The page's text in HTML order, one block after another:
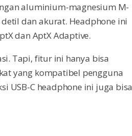
aluminium-magnesium M-
dan akurat. Headphone ini
dan AptX Adaptive.
Tapi, fitur ini hanya bisa
yang kompatibel pengguna
USB-C headphone ini juga bisa